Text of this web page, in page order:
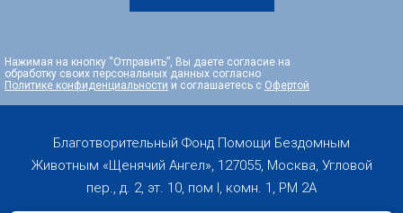
Нажимая на кнопку “Отправить”, Вы даете согласие на
обработку своих персональных данных согласно
Политике конфиденциальности и соглашаетесь с Офертой
Благотворительный Фонд Помощи Бездомным
Животным «Щенячий Ангел», 127055, Москва, Угловой
пер., д. 2, эт. 10, пом I, комн. 1, PM 2А